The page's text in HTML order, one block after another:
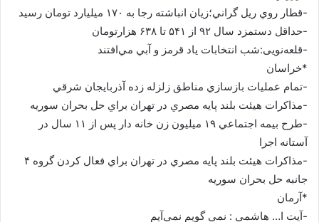
-قطار روي ريل گراني؛زیان انباشته رجا به ۱۷۰ میلیارد تومان رسید
-حداقل دستمزد سال ۹۲ از ۵۴۱ تا ۶۳۸ هزارتومان
-قلعه‌نویی:شب انتخابات ياد قرمز و آبي مي‌افتند
*خراسان
-تمام عمليات بازسازي مناطق زلزله زده آذربايجان شرقي
-مذاکرات هيئت بلند پايه مصري در تهران براي حل بحران سوريه
-طرح بيمه اجتماعي ۱۹ ميليون زن خانه دار پس از ۱۱ سال در
آستانه اجرا
-مذاکرات هيئت بلند پايه مصري در تهران براي فعال کردن گروه ۴
جانبه حل بحران سوريه
*آرمان
-آيت ا… هاشمي : نمي گويم نمی‌آيم